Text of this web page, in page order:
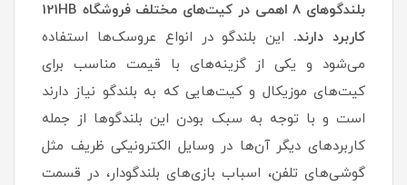
بلندگوهای 8 اهمی در کیت‌های مختلف فروشگاه 121HB
کاربرد دارند. این بلندگو در انواع عروسک‌ها استفاده
می‌شود و یکی از گزینه‌های با قیمت مناسب برای
کیت‌های موزیکال و کیت‌هایی که به بلندگو نیاز دارند
است و با توجه به سبک بودن این بلندگوها از جمله
کاربردهای دیگر آن‌ها در وسایل الکترونیکی ظریف مثل
گوشی‌های تلفن، اسباب بازی‌های بلندگودار، در قسمت